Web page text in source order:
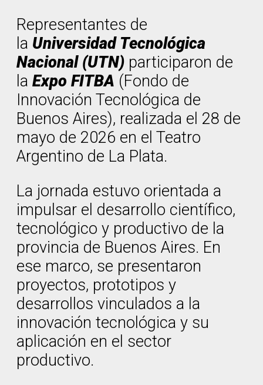
Representantes de
la Universidad Tecnológica
Nacional (UTN) participaron de
la Expo FITBA (Fondo de
Innovación Tecnológica de
Buenos Aires), realizada el 28 de
mayo de 2026 en el Teatro
Argentino de La Plata.
La jornada estuvo orientada a
impulsar el desarrollo científico,
tecnológico y productivo de la
provincia de Buenos Aires. En
ese marco, se presentaron
proyectos, prototipos y
desarrollos vinculados a la
innovación tecnológica y su
aplicación en el sector
productivo.